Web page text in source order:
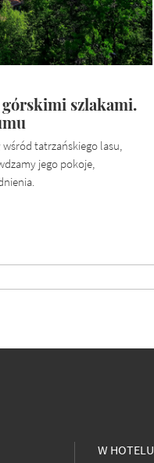
szlakami.
tatrzańskiego lasu,
jego pokoje,
W HOTELU